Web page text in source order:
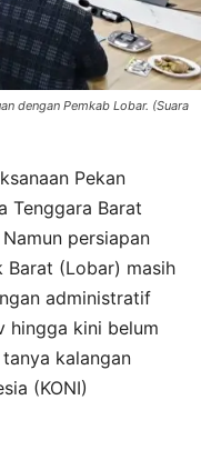
dengan Pemkab Lobar. (Suara
Pekan
Tenggara Barat
persiapan
(Lobar) masih
administratif
hingga kini belum
kalangan
(KONI)